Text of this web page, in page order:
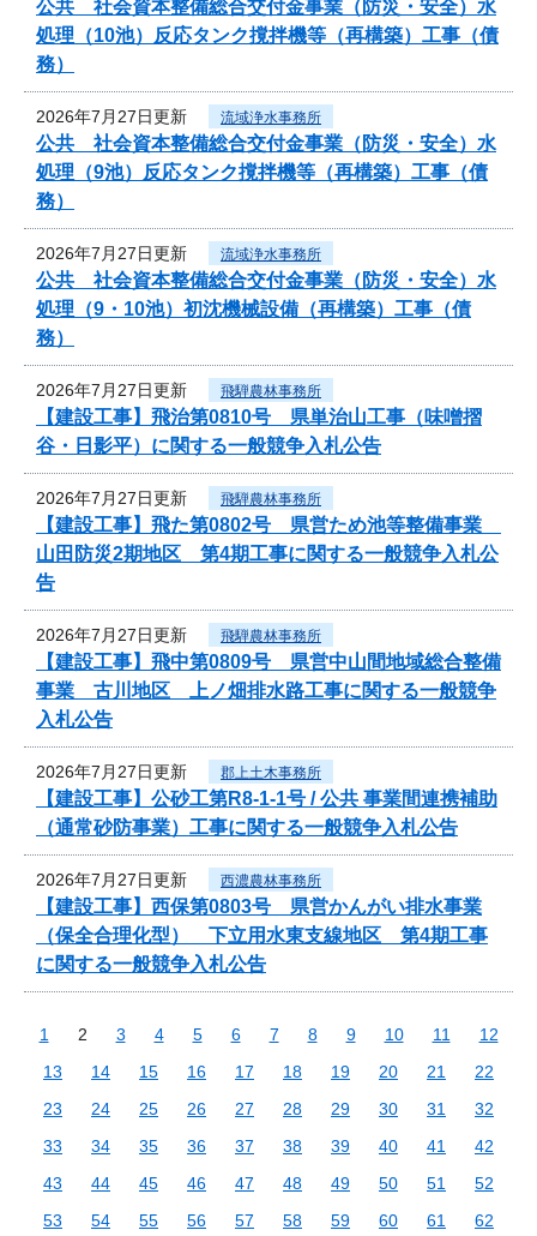
公共 社会資本整備総合交付金事業（防災・安全）水
処理（10池）反応タンク撹拌機等（再構築）工事（債
務）
2026年7月27日更新 流域浄水事務所
公共 社会資本整備総合交付金事業（防災・安全）水
処理（9池）反応タンク撹拌機等（再構築）工事（債
務）
2026年7月27日更新 流域浄水事務所
公共 社会資本整備総合交付金事業（防災・安全）水
処理（9・10池）初沈機械設備（再構築）工事（債
務）
2026年7月27日更新 飛騨農林事務所
【建設工事】飛治第0810号 県単治山工事（味噌摺
谷・日影平）に関する一般競争入札公告
2026年7月27日更新 飛騨農林事務所
【建設工事】飛た第0802号 県営ため池等整備事業
山田防災2期地区 第4期工事に関する一般競争入札公
告
2026年7月27日更新 飛騨農林事務所
【建設工事】飛中第0809号 県営中山間地域総合整備
事業 古川地区 上ノ畑排水路工事に関する一般競争
入札公告
2026年7月27日更新 郡上土木事務所
【建設工事】公砂工第R8-1-1号 / 公共 事業間連携補助
（通常砂防事業）工事に関する一般競争入札公告
2026年7月27日更新 西濃農林事務所
【建設工事】西保第0803号 県営かんがい排水事業
（保全合理化型） 下立用水東支線地区 第4期工事
に関する一般競争入札公告
1 2 3 4 5 6 7 8 9 10 11
12
13
14 15 16 17 18 19 20 21
22
23
24 25 26 27 28 29 30 31
32
33
34 35 36 37 38 39 40 41
42
43
44 45 46 47 48 49 50 51
52
53
54 55 56 57 58 59 60 61
62